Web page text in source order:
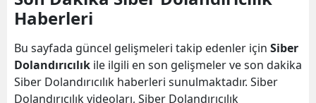
Bingöl
Bitlis
Haberleri
Bu sayfada güncel gelişmeleri takip edenler için Siber
Dolandırıcılık ile ilgili en son gelişmeler ve son dakika
Siber Dolandırıcılık haberleri sunulmaktadır. Siber
Dolandırıcılık videoları, Siber Dolandırıcılık